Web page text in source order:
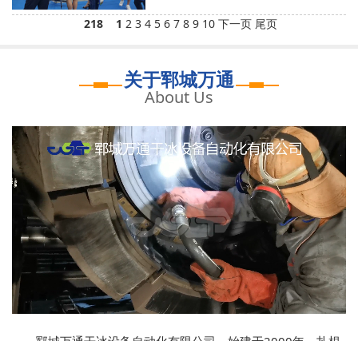
218 1 2 3 4 5 6 7 8 9 10 下一页 尾页
关于郓城万通
About Us